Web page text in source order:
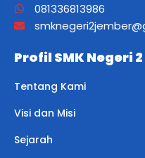
081336813986
Profil SMK Negeri
Tentang Kami
Visi dan Misi
Sejarah